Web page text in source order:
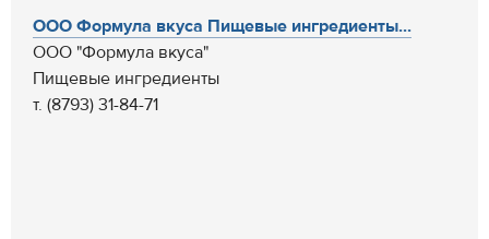
ООО Формула вкуса Пищевые ингредиенты...
ООО "Формула вкуса"
Пищевые ингредиенты
т. (8793) 31-84-71